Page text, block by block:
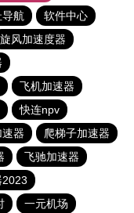
导航
软件中心
旋风加速度器
飞机加速器
快连npv
器
爬梯子加速器
飞驰加速器
2023
一元机场